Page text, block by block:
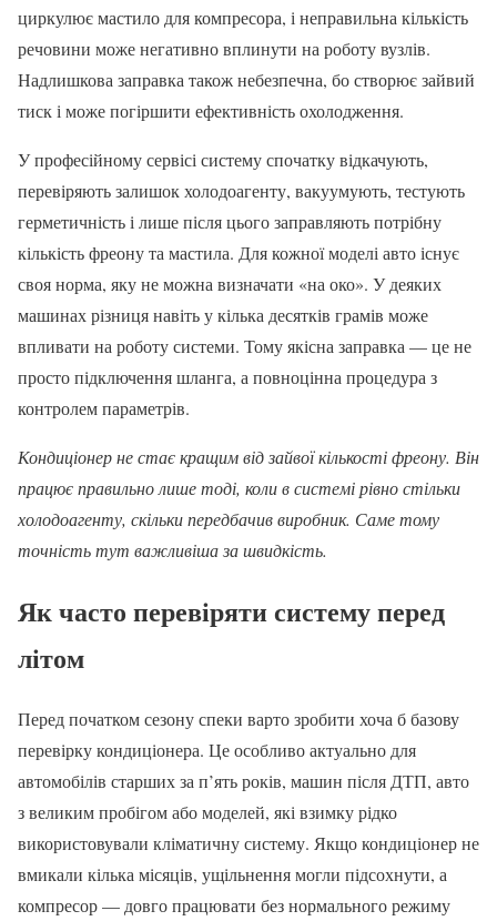
циркулює мастило для компресора, і неправильна кількість
речовини може негативно вплинути на роботу вузлів.
Надлишкова заправка також небезпечна, бо створює зайвий
тиск і може погіршити ефективність охолодження.
У професійному сервісі систему спочатку відкачують,
перевіряють залишок холодоагенту, вакуумують, тестують
герметичність і лише після цього заправляють потрібну
кількість фреону та мастила. Для кожної моделі авто існує
своя норма, яку не можна визначати «на око». У деяких
машинах різниця навіть у кілька десятків грамів може
впливати на роботу системи. Тому якісна заправка — це не
просто підключення шланга, а повноцінна процедура з
контролем параметрів.
Кондиціонер не стає кращим від зайвої кількості фреону. Він
працює правильно лише тоді, коли в системі рівно стільки
холодоагенту, скільки передбачив виробник. Саме тому
точність тут важливіша за швидкість.
Як часто перевіряти систему перед
літом
Перед початком сезону спеки варто зробити хоча б базову
перевірку кондиціонера. Це особливо актуально для
автомобілів старших за п’ять років, машин після ДТП, авто
з великим пробігом або моделей, які взимку рідко
використовували кліматичну систему. Якщо кондиціонер не
вмикали кілька місяців, ущільнення могли підсохнути, а
компресор — довго працювати без нормального режиму